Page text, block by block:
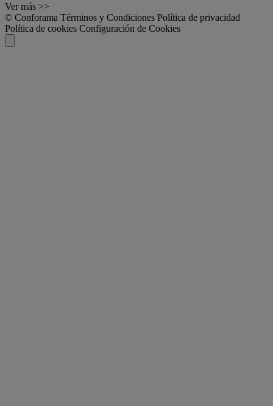
Ver más >>
© Conforama Términos y Condiciones Política de privacidad
Política de cookies Configuración de Cookies